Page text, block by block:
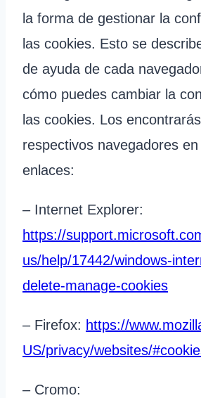
la forma de gestionar la
las cookies. Esto se
de ayuda de cada
cómo puedes cambiar la
las cookies. Los
respectivos navegadores
enlaces:
– Internet Explorer:
https://
us/help/17442/windows-
delete-manage-cookies
– Firefox: https://
US/privacy/websites/
– Cromo: